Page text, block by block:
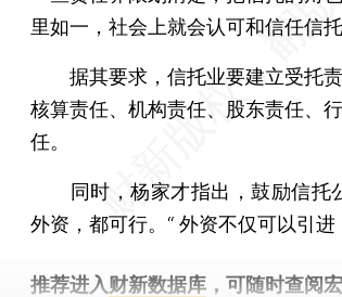
里如一，社会上就会认可和信任信
据其要求，信托业要建立受托责
核算责任、机构责任、股东责任、
任。
同时，杨家才指出，鼓励信托
外资，都可行。“ 外资不仅可以引
推荐进入财新数据库 ，可随时查阅